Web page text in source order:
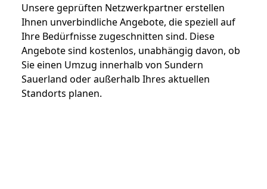
Unsere geprüften Netzwerkpartner erstellen
Ihnen unverbindliche Angebote, die speziell auf
Ihre Bedürfnisse zugeschnitten sind. Diese
Angebote sind kostenlos, unabhängig davon, ob
Sie einen Umzug innerhalb von Sundern
Sauerland oder außerhalb Ihres aktuellen
Standorts planen.